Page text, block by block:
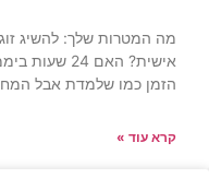
מה המטרות שלך: להשיג
אישית? האם
הזמן כמו שלמדת אבל
קרא עוד »